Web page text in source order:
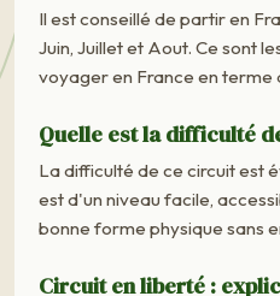
Il est conseillé de partir en
Juin, Juillet et Aout. Ce sont
voyager en France en terme
Quelle est la difficulté
La difficulté de ce circuit est
est d'un niveau facile,
bonne forme physique sans
Circuit en liberté :